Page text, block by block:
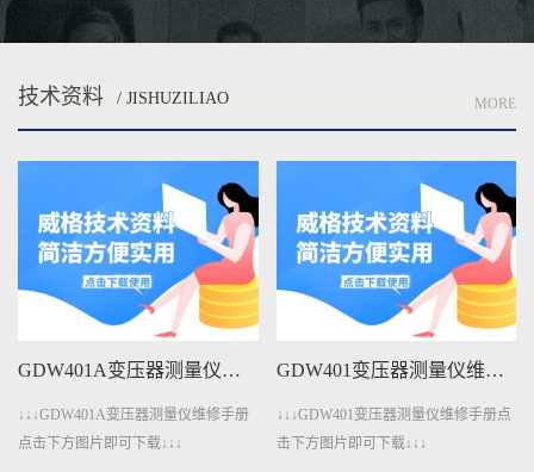
技术资料 / JISHUZILIAO MORE
GDW401A变压器测量仪维修手册下载
↓↓↓GDW401A变压器测量仪维修手册
点击下方图片即可下载↓↓↓
GDW401变压器测量仪维修手册下载
↓↓↓GDW401变压器测量仪维修手册点
击下方图片即可下载↓↓↓